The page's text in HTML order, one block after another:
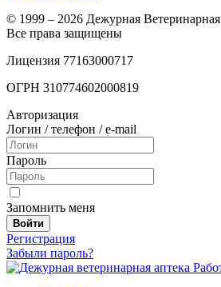
© 1999 – 2026 Дежурная Ветеринарная
Все права защищены
Лицензия 77163000717
ОГРН 310774602000819
Авторизация
Логин / телефон / e-mail
Пароль
Запомнить меня
Войти
Регистрация
Забыли пароль?